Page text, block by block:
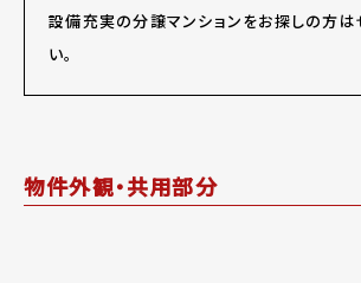
設備充実の分譲マンションをお探しの方は
い。
物件外観・共用部分